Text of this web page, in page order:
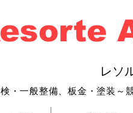
レソ
・一般整備、 板金・塗装～